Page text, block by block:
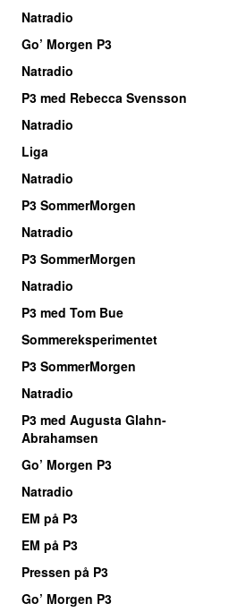
Natradio
Go’ Morgen P3
Natradio
P3 med Rebecca Svensson
Natradio
Liga
Natradio
P3 SommerMorgen
Natradio
P3 SommerMorgen
Natradio
P3 med Tom Bue
Sommereksperimentet
P3 SommerMorgen
Natradio
P3 med Augusta Glahn-
Abrahamsen
Go’ Morgen P3
Natradio
EM på P3
EM på P3
Pressen på P3
Go’ Morgen P3